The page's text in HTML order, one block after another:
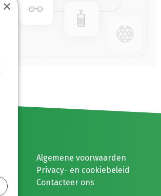
Algemene voorwaarden
Privacy- en cookiebeleid
Contacteer ons
×